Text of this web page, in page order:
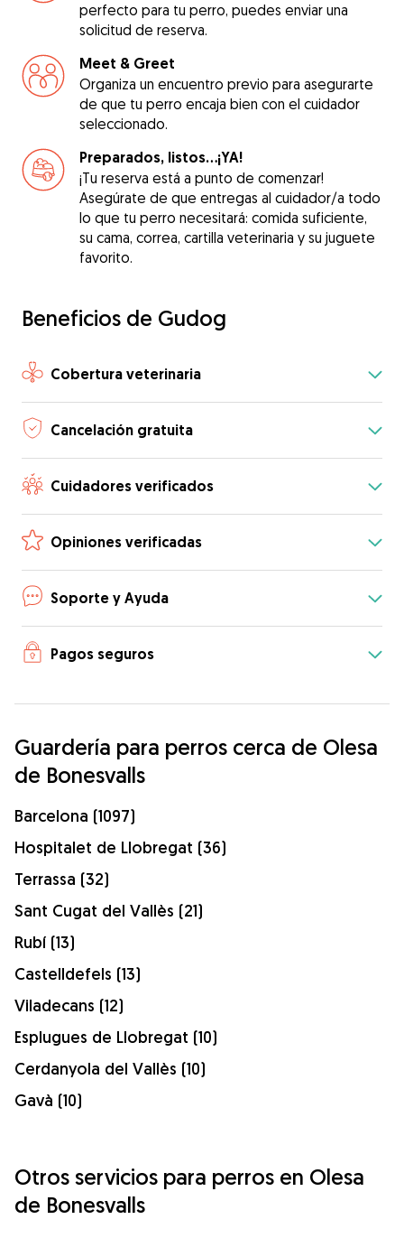
perfecto para tu perro, puedes enviar una
solicitud de reserva.
Meet & Greet
Organiza un encuentro previo para asegurarte
de que tu perro encaja bien con el cuidador
seleccionado.
Preparados, listos...¡YA!
¡Tu reserva está a punto de comenzar!
Asegúrate de que entregas al cuidador/a todo
lo que tu perro necesitará: comida suficiente,
su cama, correa, cartilla veterinaria y su juguete
favorito.
Beneficios de Gudog
Cobertura veterinaria
Cancelación gratuita
Cuidadores verificados
Opiniones verificadas
Soporte y Ayuda
Pagos seguros
Guardería para perros cerca de Olesa
de Bonesvalls
Barcelona (1097)
Hospitalet de Llobregat (36)
Terrassa (32)
Sant Cugat del Vallès (21)
Rubí (13)
Castelldefels (13)
Viladecans (12)
Esplugues de Llobregat (10)
Cerdanyola del Vallès (10)
Gavà (10)
Otros servicios para perros en Olesa
de Bonesvalls